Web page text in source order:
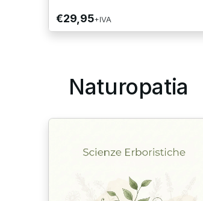
€29,95+IVA
Naturopatia